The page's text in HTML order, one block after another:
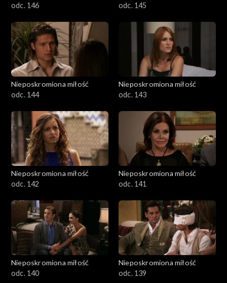
odc. 146
odc. 145
Nieposkromiona miłość
odc. 144
Nieposkromiona miłość
odc. 143
Nieposkromiona miłość
odc. 142
Nieposkromiona miłość
odc. 141
Nieposkromiona miłość
odc. 140
Nieposkromiona miłość
odc. 139